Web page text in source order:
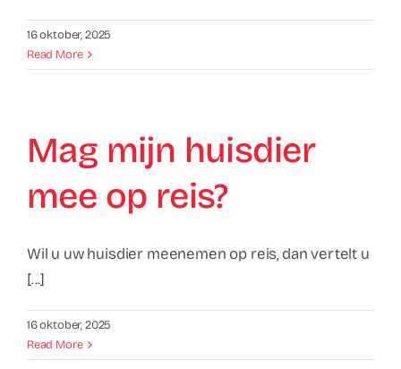
16 oktober, 2025
Read More
Mag mijn huisdier
mee op reis?
Wil u uw huisdier meenemen op reis, dan vertelt u
[...]
16 oktober, 2025
Read More